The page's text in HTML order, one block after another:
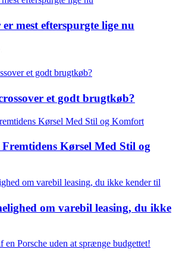
mest efterspurgte lige nu
et godt brugtkøb?
Kørsel Med Stil og
om varebil leasing, du ikke